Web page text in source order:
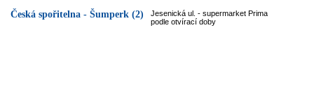
Česká spořitelna - Šumperk (2)
Jesenická ul. - supermarket Prima
podle otvírací doby